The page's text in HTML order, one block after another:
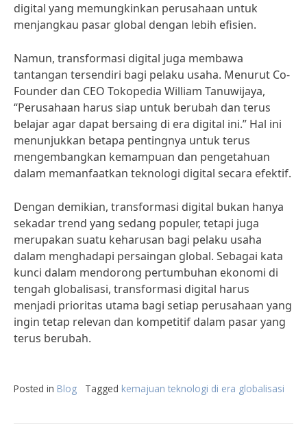
digital yang memungkinkan perusahaan untuk
menjangkau pasar global dengan lebih efisien.
Namun, transformasi digital juga membawa
tantangan tersendiri bagi pelaku usaha. Menurut Co-
Founder dan CEO Tokopedia William Tanuwijaya,
“Perusahaan harus siap untuk berubah dan terus
belajar agar dapat bersaing di era digital ini.” Hal ini
menunjukkan betapa pentingnya untuk terus
mengembangkan kemampuan dan pengetahuan
dalam memanfaatkan teknologi digital secara efektif.
Dengan demikian, transformasi digital bukan hanya
sekadar trend yang sedang populer, tetapi juga
merupakan suatu keharusan bagi pelaku usaha
dalam menghadapi persaingan global. Sebagai kata
kunci dalam mendorong pertumbuhan ekonomi di
tengah globalisasi, transformasi digital harus
menjadi prioritas utama bagi setiap perusahaan yang
ingin tetap relevan dan kompetitif dalam pasar yang
terus berubah.
Posted in Blog Tagged kemajuan teknologi di era globalisasi